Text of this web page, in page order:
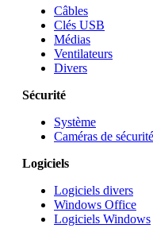
Câbles
Clés USB
Médias
Ventilateurs
Divers
Sécurité
Système
Caméras de sécurité
Logiciels
Logiciels divers
Windows Office
Logiciels Windows